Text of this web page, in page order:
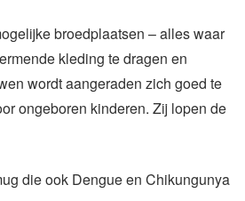
broedplaatsen – alles waar
kleding te dragen en
wordt aangeraden zich goed te
ongeboren kinderen. Zij lopen de
die ook Dengue en Chikungunya